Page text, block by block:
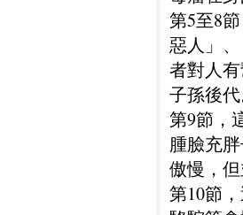
第5至8
惡人」
者對人
子孫後
第9節，
腫臉充
傲慢，
第10節